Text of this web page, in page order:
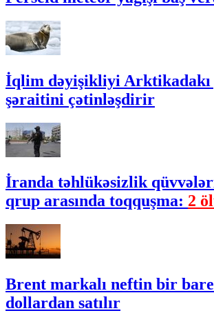
İqlim dəyişikliyi Arktikadakı
şəraitini çətinləşdirir
İranda təhlükəsizlik
qrup arasında toqquşma: 2
Brent markalı neftin bir
dollardan satılır